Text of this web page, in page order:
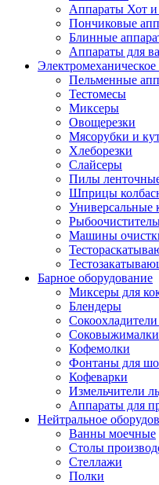
Аппараты Хот
Пончиковые
Блинные
Аппараты для
Пельменные
Тестомесы
Миксеры
Овощерезки
Мясорубки и
Хлеборезки
Слайсеры
Пилы
Шприцы
Машины
Барное оборудование
Миксеры для
Блендеры
Соковыжималки
Кофемолки
Фонтаны для
Кофеварки
Измельчители
Аппараты для
Нейтральное
Ванны моечные
Столы
Стеллажи
Полки